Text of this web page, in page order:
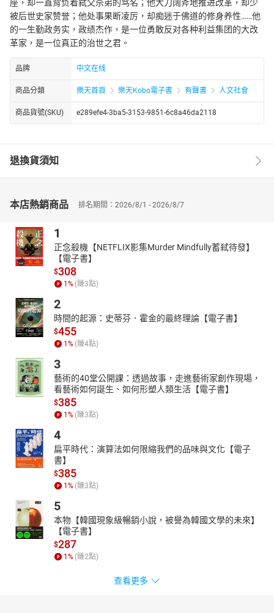
座，却一直背负着弑父杀弟的骂名；他大刀阔斧地推进改革，却少
被后世史家赞誉；他处事果断凌厉，却痴迷于佛道的修身养性……他
的一生勤政务实，政绩杰作，是一位勇敢反对各种利益集团的大改
革家，是一位真正的治世之君。
品牌 中文在线
商品分類 樂天首頁 樂天Kobo電子書 有聲書 人文社會
商品貨號(SKU) e289efe4-3ba5-3153-9851-6c8a46da2118
退換貨須知
本店熱銷商品 排名期間：2026/8/1 - 2026/8/7
1
正念殺機【NETFLIX影集Murder Mindfully蓄弒待發】
【電子書】
$308
1% (賺3點)
2
時間的起源：史蒂芬．霍金的最終理論【電子書】
$455
1% (賺4點)
3
藝術的40堂公開課：透過故事，走進藝術家創作現場，
看藝術如何誕生、如何形塑人類生活【電子書】
$385
1% (賺3點)
4
扁平時代：演算法如何限縮我們的品味與文化【電子
書】
$385
1% (賺3點)
5
本物【韓國現象級暢銷小說，被譽為韓國文學的未來】
【電子書】
$287
1% (賺2點)
查看更多